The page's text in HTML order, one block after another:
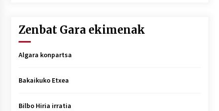
Zenbat Gara ekimenak
Algara konpartsa
Bakaikuko Etxea
Bilbo Hiria irratia